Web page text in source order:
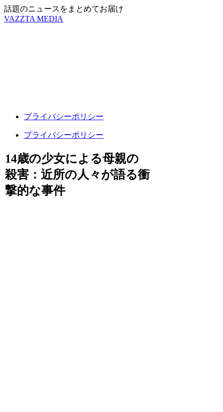
話題のニュースをまとめてお届け
VAZZTA MEDIA
プライバシーポリシー
プライバシーポリシー
14歳の少女による母親の
殺害：近所の人々が語る衝
撃的な事件